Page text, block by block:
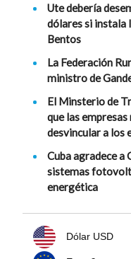
Ute debería
dólares si instala
Bentos
La Federación
ministro de
El Minsterio de
que las
desvincular a los
Cuba agradece a
sistemas
energética
Dólar USD